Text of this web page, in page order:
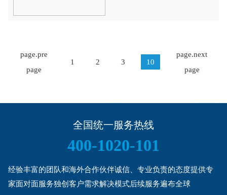
page.pre
page
1 2 3 10
page.next
page
全国统一服务热线
400-1020-101
经验丰富的团队和海外合作伙伴诚信、专业负责的态度提供专
家面对面服务独创客户需求解决模式后续服务遍布全球